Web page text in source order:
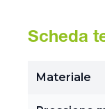
Scheda
Materiale